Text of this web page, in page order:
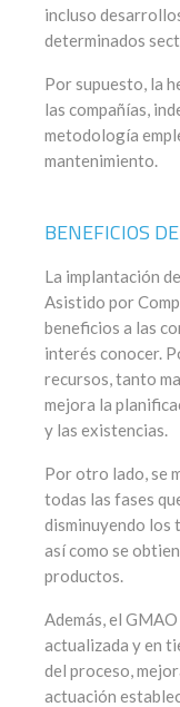
incluso
determinados
Por supuesto, la
las compañías,
metodología
mantenimiento.
BENEFICIOS
La implantación
Asistido por
beneficios a las
interés conocer.
recursos, tanto
mejora la
y las existencias.
Por otro lado, se
todas las fases
disminuyendo los
así como se
productos.
Además, el
actualizada y en
del proceso,
actuación